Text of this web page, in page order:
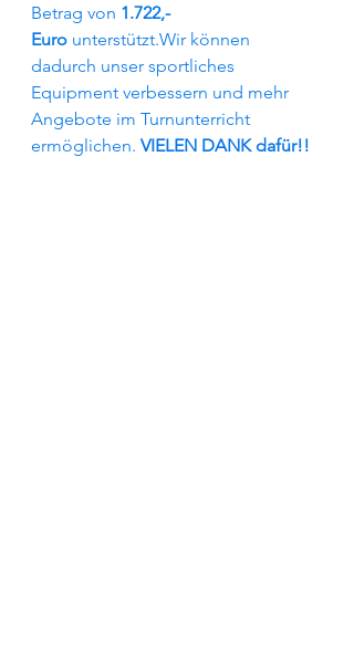
Betrag von 1.722,-
Euro unterstützt.Wir können
dadurch unser sportliches
Equipment verbessern und mehr
Angebote im Turnunterricht
ermöglichen. VIELEN DANK dafür!!